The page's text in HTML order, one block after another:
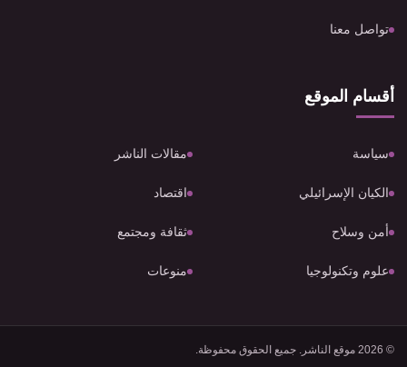
تواصل معنا
أقسام الموقع
سياسة مقالات الناشر
الكيان الإسرائيلي اقتصاد
أمن وسلاح ثقافة ومجتمع
علوم وتكنولوجيا منوعات
© 2026 موقع الناشر. جميع الحقوق محفوظة.